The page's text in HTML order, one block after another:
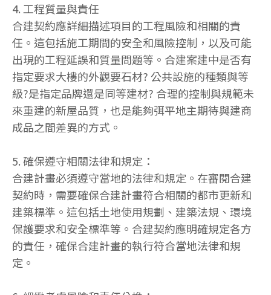
4. 工程質量與責任
合建契約應詳細描述項目的工程風險和相關的責
任。這包括施工期間的安全和風險控制，以及可能
出現的工程延誤和質量問題等。合建案建中是否有
指定要求大樓的外觀要石材? 公共設施的種類與等
級?是指定品牌還是同等建材? 合理的控制與規範未
來重建的新屋品質，也是能夠弭平地主期待與建商
成品之間差異的方式。
5. 確保遵守相關法律和規定：
合建計畫必須遵守當地的法律和規定。在審閱合建
契約時，需要確保合建計畫符合相關的都市更新和
建築標準。這包括土地使用規劃、建築法規、環境
保護要求和安全標準等。合建契約應明確規定各方
的責任，確保合建計畫的執行符合當地法律和規
定。